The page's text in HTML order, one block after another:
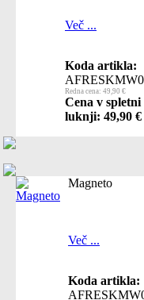
Več ...
Koda artikla:
Redna cena: 49,90 €
Cena v
luknji: 49,90 €
Magneto
Več ...
Koda artikla: